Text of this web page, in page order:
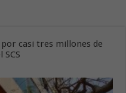
por casi tres millones de